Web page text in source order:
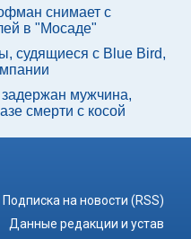
снимает с
в "Мосаде"
судящиеся с Blue Bird,
мужчина,
смерти с косой
Подписка на новости (RSS)
Данные редакции и устав